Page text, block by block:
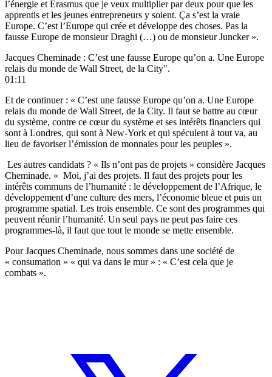
l’énergie et Erasmus que je veux multiplier par deux pour que les
apprentis et les jeunes entrepreneurs y soient. Ça s’est la vraie
Europe. C’est l’Europe qui crée et développe des choses. Pas la
fausse Europe de monsieur Draghi (…) ou de monsieur Juncker ».
Jacques Cheminade : C’est une fausse Europe qu’on a. Une Europe
relais du monde de Wall Street, de la City".
01:11
Et de continuer : « C’est une fausse Europe qu’on a. Une Europe
relais du monde de Wall Street, de la City. Il faut se battre au cœur
du système, contre ce cœur du système et ses intérêts financiers qui
sont à Londres, qui sont à New-York et qui spéculent à tout va, au
lieu de favoriser l’émission de monnaies pour les peuples ».
Les autres candidats ? « Ils n’ont pas de projets » considère Jacques
Cheminade. « Moi, j’ai des projets. Il faut des projets pour les
intérêts communs de l’humanité : le développement de l’Afrique, le
développement d’une culture des mers, l’économie bleue et puis un
programme spatial. Les trois ensemble. Ce sont des programmes qui
peuvent réunir l’humanité. Un seul pays ne peut pas faire ces
programmes-là, il faut que tout le monde se mette ensemble.
Pour Jacques Cheminade, nous sommes dans une société de
« consumation » « qui va dans le mur » : « C’est cela que je
combats ».